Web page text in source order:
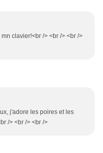
clavier!<br /> <br /> <br />
j'adore les poires et les
/> <br /> <br />